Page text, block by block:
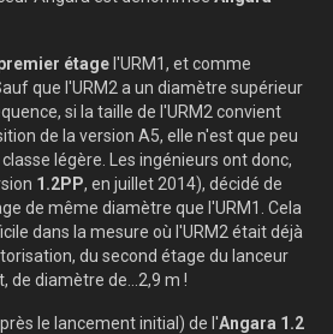
étagel'URM1, et comme
que l'URM2 a un diamètre supérieur
si la taille de l'URM2 convient
de la version A5, elle n'est que peu
légère. Les ingénieurs ont donc,
1.2PP, en juillet 2014), décidé de
de même diamètre que l'URM1. Cela
dans la mesure où l'URM2 était déjà
du second étage du lanceur
de diamètre de...2,9 m !
le lancement initial) de l'Angara 1.2